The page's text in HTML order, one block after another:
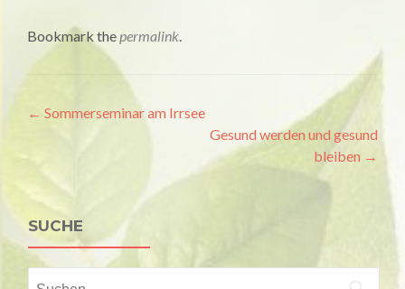
Bookmark thepermalink.
Artikel-
← Sommerseminar am Irrsee
Gesund werden und gesund
bleiben →
SUCHE